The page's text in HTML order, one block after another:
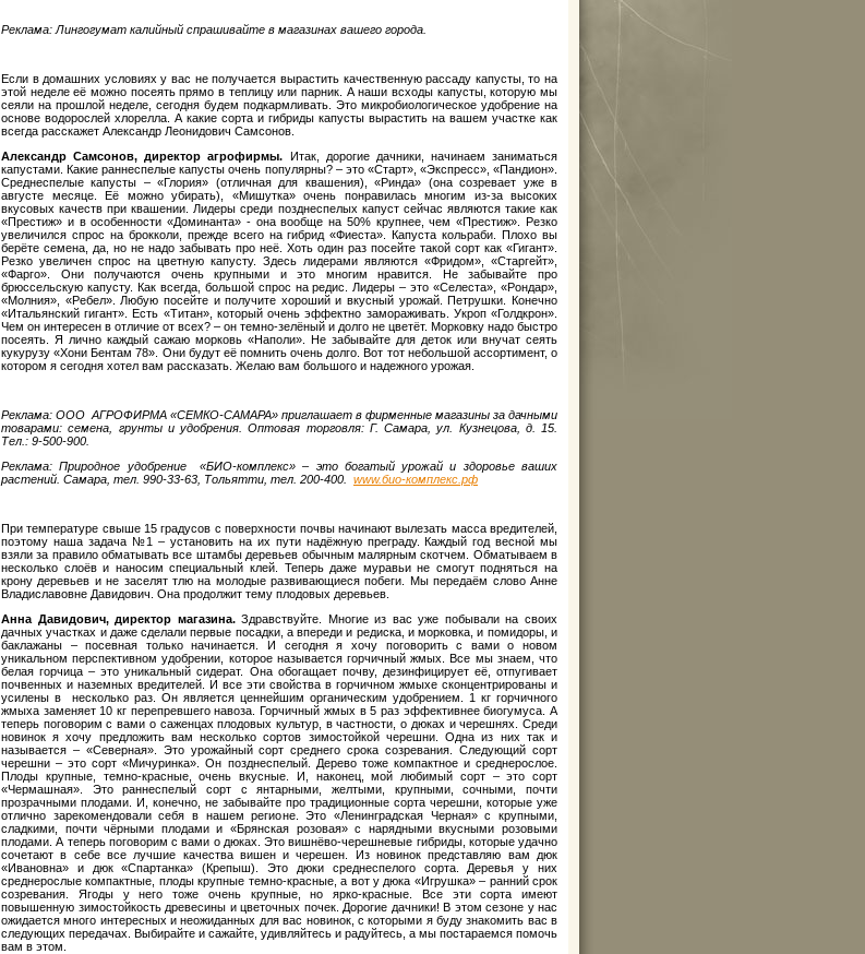
Реклама: Лингогумат калийный спрашивайте в магазинах вашего города.
Если в домашних условиях у вас не получается вырастить качественную рассаду капусты, то на
этой неделе её можно посеять прямо в теплицу или парник. А наши всходы капусты, которую мы
сеяли на прошлой неделе, сегодня будем подкармливать. Это микробиологическое удобрение на
основе водорослей хлорелла. А какие сорта и гибриды капусты вырастить на вашем участке как
всегда расскажет Александр Леонидович Самсонов.
Александр Самсонов, директор агрофирмы. Итак, дорогие дачники, начинаем заниматься
капустами. Какие раннеспелые капусты очень популярны? – это «Старт», «Экспресс», «Пандион».
Среднеспелые капусты – «Глория» (отличная для квашения), «Ринда» (она созревает уже в
августе месяце. Её можно убирать), «Мишутка» очень понравилась многим из-за высоких
вкусовых качеств при квашении. Лидеры среди позднеспелых капуст сейчас являются такие как
«Престиж» и в особенности «Доминанта» - она вообще на 50% крупнее, чем «Престиж». Резко
увеличился спрос на брокколи, прежде всего на гибрид «Фиеста». Капуста кольраби. Плохо вы
берёте семена, да, но не надо забывать про неё. Хоть один раз посейте такой сорт как «Гигант».
Резко увеличен спрос на цветную капусту. Здесь лидерами являются «Фридом», «Старгейт»,
«Фарго». Они получаются очень крупными и это многим нравится. Не забывайте про
брюссельскую капусту. Как всегда, большой спрос на редис. Лидеры – это «Селеста», «Рондар»,
«Молния», «Ребел». Любую посейте и получите хороший и вкусный урожай. Петрушки. Конечно
«Итальянский гигант». Есть «Титан», который очень эффектно замораживать. Укроп «Голдкрон».
Чем он интересен в отличие от всех? – он темно-зелёный и долго не цветёт. Морковку надо быстро
посеять. Я лично каждый сажаю морковь «Наполи». Не забывайте для деток или внучат сеять
кукурузу «Хони Бентам 78». Они будут её помнить очень долго. Вот тот небольшой ассортимент, о
котором я сегодня хотел вам рассказать. Желаю вам большого и надежного урожая.
Реклама: ООО АГРОФИРМА «СЕМКО-САМАРА» приглашает в фирменные магазины за дачными
товарами: семена, грунты и удобрения. Оптовая торговля: Г. Самара, ул. Кузнецова, д. 15.
Тел.: 9-500-900.
Реклама: Природное удобрение «БИО-комплекс» – это богатый урожай и здоровье ваших
растений. Самара, тел. 990-33-63, Тольятти, тел. 200-400. www.био-комплекс.рф
При температуре свыше 15 градусов с поверхности почвы начинают вылезать масса вредителей,
поэтому наша задача №1 – установить на их пути надёжную преграду. Каждый год весной мы
взяли за правило обматывать все штамбы деревьев обычным малярным скотчем. Обматываем в
несколько слоёв и наносим специальный клей. Теперь даже муравьи не смогут подняться на
крону деревьев и не заселят тлю на молодые развивающиеся побеги. Мы передаём слово Анне
Владиславовне Давидович. Она продолжит тему плодовых деревьев.
Анна Давидович, директор магазина.Здравствуйте. Многие из вас уже побывали на своих
дачных участках и даже сделали первые посадки, а впереди и редиска, и морковка, и помидоры, и
баклажаны – посевная только начинается. И сегодня я хочу поговорить с вами о новом
уникальном перспективном удобрении, которое называется горчичный жмых. Все мы знаем, что
белая горчица – это уникальный сидерат. Она обогащает почву, дезинфицирует её, отпугивает
почвенных и наземных вредителей. И все эти свойства в горчичном жмыхе сконцентрированы и
усилены в несколько раз. Он является ценнейшим органическим удобрением. 1 кг горчичного
жмыха заменяет 10 кг перепревшего навоза. Горчичный жмых в 5 раз эффективнее биогумуса. А
теперь поговорим с вами о саженцах плодовых культур, в частности, о дюках и черешнях. Среди
новинок я хочу предложить вам несколько сортов зимостойкой черешни. Одна из них так и
называется – «Северная». Это урожайный сорт среднего срока созревания. Следующий сорт
черешни – это сорт «Мичуринка». Он позднеспелый. Дерево тоже компактное и среднерослое.
Плоды крупные, темно-красные, очень вкусные. И, наконец, мой любимый сорт – это сорт
«Чермашная». Это раннеспелый сорт с янтарными, желтыми, крупными, сочными, почти
прозрачными плодами. И, конечно, не забывайте про традиционные сорта черешни, которые уже
отлично зарекомендовали себя в нашем регионе. Это «Ленинградская Черная» с крупными,
сладкими, почти чёрными плодами и «Брянская розовая» с нарядными вкусными розовыми
плодами. А теперь поговорим с вами о дюках. Это вишнёво-черешневые гибриды, которые удачно
сочетают в себе все лучшие качества вишен и черешен. Из новинок представляю вам дюк
«Ивановна» и дюк «Спартанка» (Крепыш). Это дюки среднеспелого сорта. Деревья у них
среднерослые компактные, плоды крупные темно-красные, а вот у дюка «Игрушка» – ранний срок
созревания. Ягоды у него тоже очень крупные, но ярко-красные. Все эти сорта имеют
повышенную зимостойкость древесины и цветочных почек. Дорогие дачники! В этом сезоне у нас
ожидается много интересных и неожиданных для вас новинок, с которыми я буду знакомить вас в
следующих передачах. Выбирайте и сажайте, удивляйтесь и радуйтесь, а мы постараемся помочь
вам в этом.